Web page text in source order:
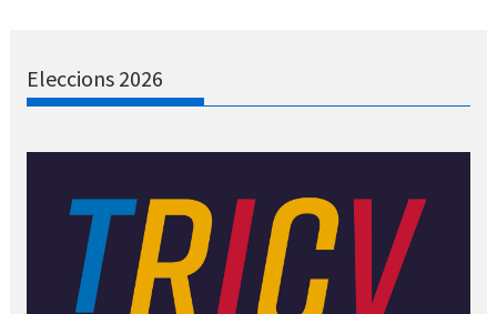
Eleccions 2026